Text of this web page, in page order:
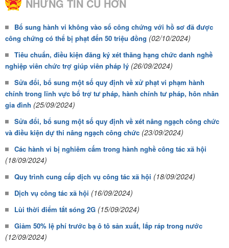
NHỮNG TIN CŨ HƠN
Bổ sung hành vi không vào sổ công chứng với hồ sơ đã được
công chứng có thể bị phạt đến 50 triệu đồng (02/10/2024)
Tiêu chuẩn, điều kiện đăng ký xét thăng hạng chức danh nghề
nghiệp viên chức trợ giúp viên pháp lý (26/09/2024)
Sửa đổi, bổ sung một số quy định về xử phạt vi phạm hành
chính trong lĩnh vực bổ trợ tư pháp, hành chính tư pháp, hôn nhân
gia đình (25/09/2024)
Sửa đổi, bổ sung một số quy định về xét nâng ngạch công chức
và điều kiện dự thi nâng ngạch công chức (23/09/2024)
Các hành vi bị nghiêm cấm trong hành nghề công tác xã hội
(18/09/2024)
Quy trình cung cấp dịch vụ công tác xã hội (18/09/2024)
Dịch vụ công tác xã hội (16/09/2024)
Lùi thời điểm tắt sóng 2G (15/09/2024)
Giảm 50% lệ phí trước bạ ô tô sản xuất, lắp ráp trong nước
(12/09/2024)